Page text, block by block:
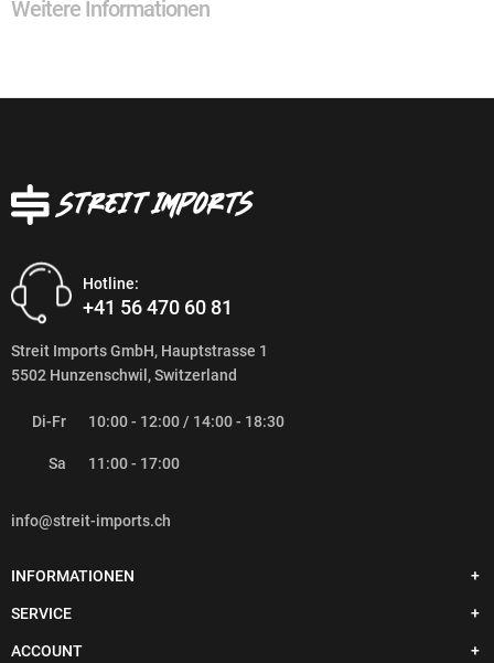
Weitere Informationen
Hotline:
+41 56 470 60 81
Streit Imports GmbH, Hauptstrasse 1
5502 Hunzenschwil, Switzerland
Di-Fr 10:00 - 12:00 / 14:00 - 18:30
Sa 11:00 - 17:00
info@streit-imports.ch
INFORMATIONEN
SERVICE
ACCOUNT